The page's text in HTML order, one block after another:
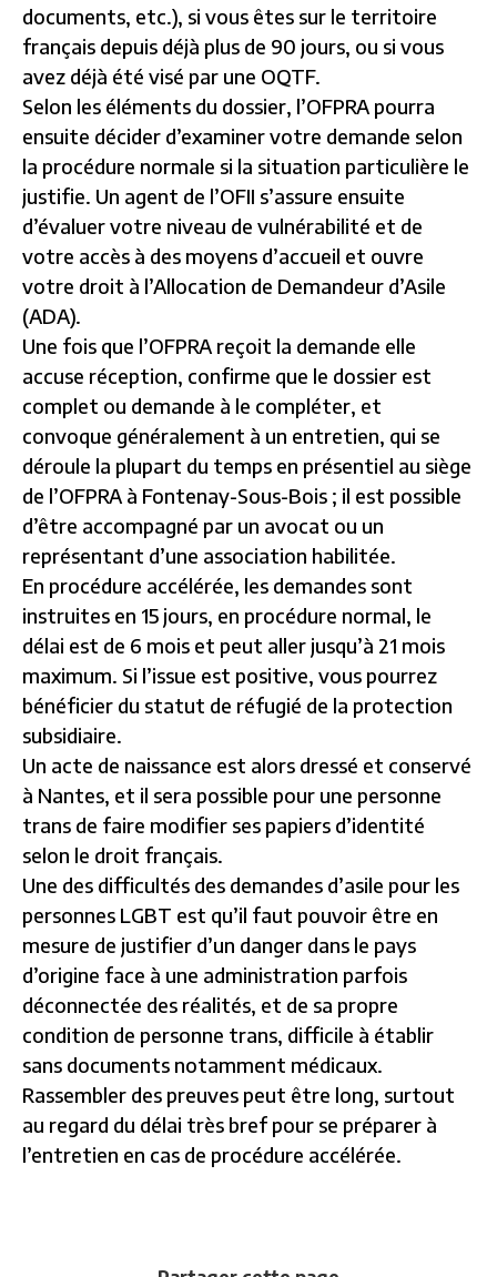
documents, etc.), si vous êtes sur le territoire
français depuis déjà plus de 90 jours, ou si vous
avez déjà été visé par une OQTF.
Selon les éléments du dossier, l’OFPRA pourra
ensuite décider d’examiner votre demande selon
la procédure normale si la situation particulière le
justifie. Un agent de l’OFII s’assure ensuite
d’évaluer votre niveau de vulnérabilité et de
votre accès à des moyens d’accueil et ouvre
votre droit à l’Allocation de Demandeur d’Asile
(ADA).
Une fois que l’OFPRA reçoit la demande elle
accuse réception, confirme que le dossier est
complet ou demande à le compléter, et
convoque généralement à un entretien, qui se
déroule la plupart du temps en présentiel au siège
de l’OFPRA à Fontenay-Sous-Bois ; il est possible
d’être accompagné par un avocat ou un
représentant d’une association habilitée.
En procédure accélérée, les demandes sont
instruites en 15 jours, en procédure normal, le
délai est de 6 mois et peut aller jusqu’à 21 mois
maximum. Si l’issue est positive, vous pourrez
bénéficier du statut de réfugié de la protection
subsidiaire.
Un acte de naissance est alors dressé et conservé
à Nantes, et il sera possible pour une personne
trans de faire modifier ses papiers d’identité
selon le droit français.
Une des difficultés des demandes d’asile pour les
personnes LGBT est qu’il faut pouvoir être en
mesure de justifier d’un danger dans le pays
d’origine face à une administration parfois
déconnectée des réalités, et de sa propre
condition de personne trans, difficile à établir
sans documents notamment médicaux.
Rassembler des preuves peut être long, surtout
au regard du délai très bref pour se préparer à
l’entretien en cas de procédure accélérée.